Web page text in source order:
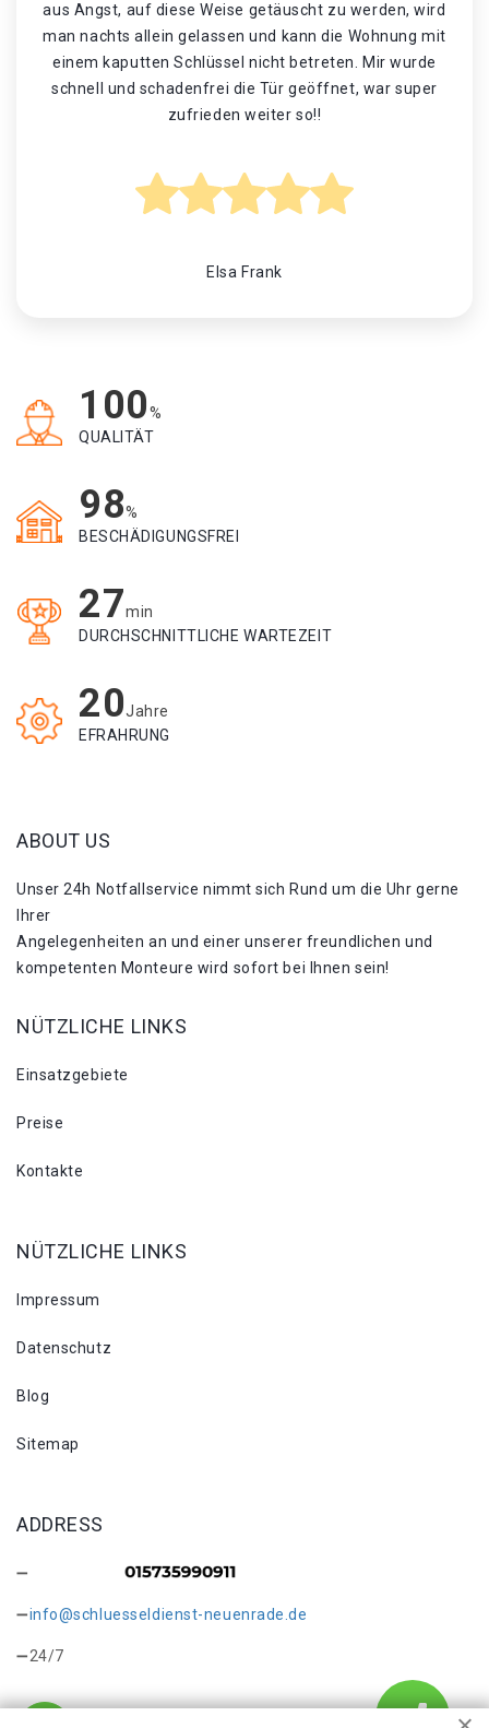
aus Angst, auf diese Weise getäuscht zu werden, wird
man nachts allein gelassen und kann die Wohnung mit
einem kaputten Schlüssel nicht betreten. Mir wurde
schnell und schadenfrei die Tür geöffnet, war super
zufrieden weiter so!!
Elsa Frank
100%
QUALITÄT
98%
BESCHÄDIGUNGSFREI
27min
DURCHSCHNITTLICHE WARTEZEIT
20Jahre
EFRAHRUNG
ABOUT US
Unser 24h Notfallservice nimmt sich Rund um die Uhr gerne
Ihrer
Angelegenheiten an und einer unserer freundlichen und
kompetenten Monteure wird sofort bei Ihnen sein!
NÜTZLICHE LINKS
Einsatzgebiete
Preise
Kontakte
NÜTZLICHE LINKS
Impressum
Datenschutz
Blog
Sitemap
ADDRESS
info@schluesseldienst-neuenrade.de
24/7